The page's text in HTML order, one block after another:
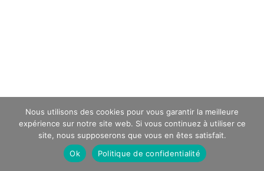
Nous utilisons des cookies pour vous garantir la meilleure
expérience sur notre site web. Si vous continuez à utiliser ce
site, nous supposerons que vous en êtes satisfait.
Ok
Politique de confidentialité